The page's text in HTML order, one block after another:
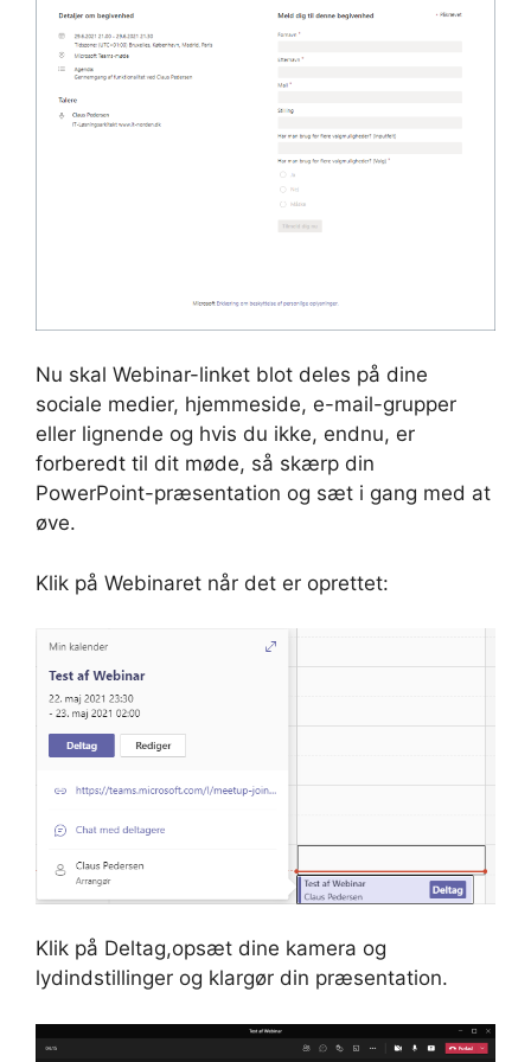
Nu skal Webinar-linket blot deles på dine
sociale medier, hjemmeside, e-mail-grupper
eller lignende og hvis du ikke, endnu, er
forberedt til dit møde, så skærp din
PowerPoint-præsentation og sæt i gang med at
øve.
Klik på Webinaret når det er oprettet:
Klik på Deltag,opsæt dine kamera og
lydindstillinger og klargør din præsentation.